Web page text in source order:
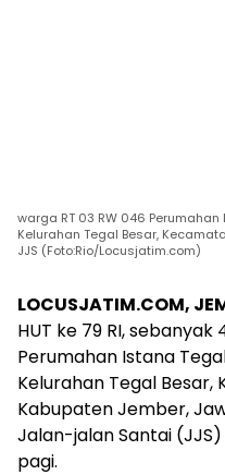
warga RT 03 RW 046
Kelurahan Tegal Besar,
JJS (Foto:Rio/Locusjatim.com)
LOCUSJATIM.COM,
HUT ke 79 RI, sebanyak
Perumahan Istana
Kelurahan Tegal Besar,
Kabupaten Jember,
Jalan-jalan Santai
pagi.